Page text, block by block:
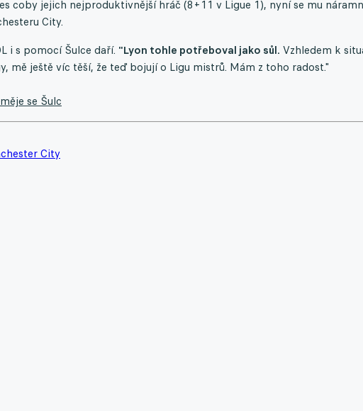
coby jejich nejproduktivnější hráč (8+11 v Ligue 1), nyní se mu
City.
i s pomocí Šulce daří. "Lyon tohle potřeboval jako sůl. Vzhledem k
mě ještě víc těší, že teď bojují o Ligu mistrů. Mám z toho radost."
se Šulc
City